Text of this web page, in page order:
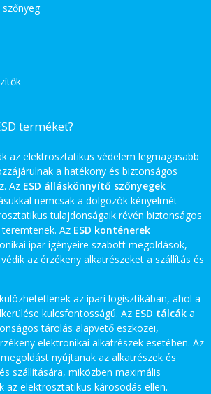
szőnyeg
terméket?
az elektrosztatikus védelem legmagasabb
a hatékony és biztonságos
Az ESD álláskönnyítő szőnyegek
nemcsak a dolgozók kényelmét
tulajdonságaik révén biztonságos
Az ESD konténerek
ipar igényeire szabott megoldások,
az érzékeny alkatrészeket a szállítás és
az ipari logisztikában, ahol a
kulcsfontosságú. Az ESD tálcák a
tárolás alapvető eszközei,
elektronikai alkatrészek esetében. Az
nyújtanak az alkatrészek és
szállítására, miközben maximális
az elektrosztatikus károsodás ellen.